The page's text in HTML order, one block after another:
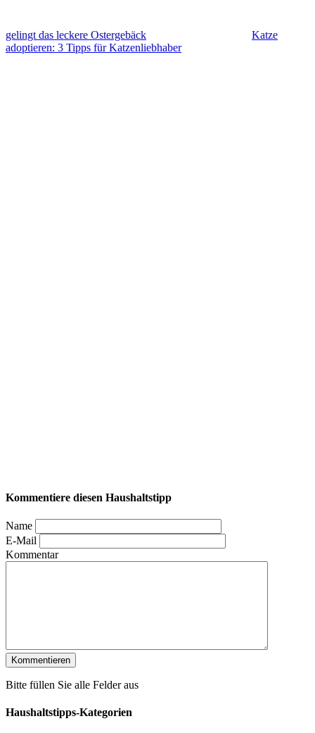
gelingt das leckere Ostergebäck
Katze
adoptieren: 3 Tipps für Katzenliebhaber
Kommentiere diesen Haushaltstipp
Name
E-Mail
Kommentar
Bitte füllen Sie alle Felder aus
Haushaltstipps-Kategorien